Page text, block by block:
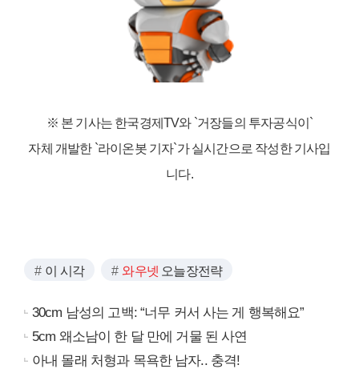
※ 본 기사는 한국경제TV와 `거장들의 투자공식이`
자체 개발한 `라이온봇 기자`가 실시간으로 작성한 기사입
니다.
이 시각 와우넷 오늘장전략
30cm 남성의 고백: “너무 커서 사는 게 행복해요”
5cm 왜소남이 한 달 만에 거물 된 사연
아내 몰래 처형과 목욕한 남자.. 충격!